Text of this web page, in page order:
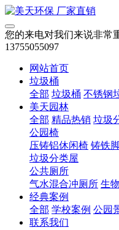
您的来电对我们来说非常
13755055097
网站首页
垃圾桶
全部 垃圾桶 不锈钢
美天园林
全部 精品热销 垃圾
公园椅
压铸铝休闲椅 铸铁
垃圾分类屋
公共厕所
气水混合冲厕所 生
经典案例
全部 学校案例 公园
联系我们